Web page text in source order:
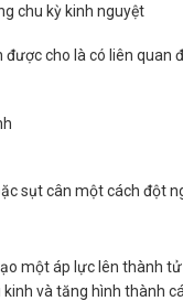
chu kỳ kinh nguyệt
được cho là có liên quan
sụt cân một cách đột
một áp lực lên thành
và tăng hình thành